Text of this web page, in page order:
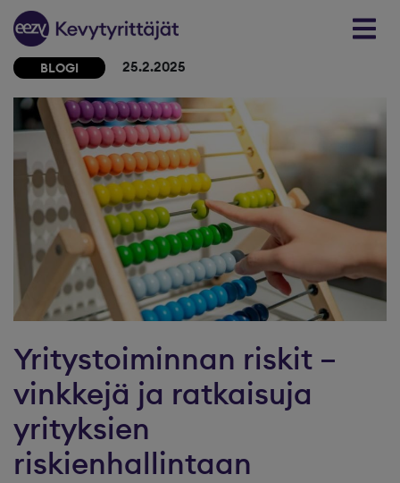
Skip to content
BLOGI 25.2.2025
Yritystoiminnan riskit –
vinkkejä ja ratkaisuja
yrityksien
riskienhallintaan